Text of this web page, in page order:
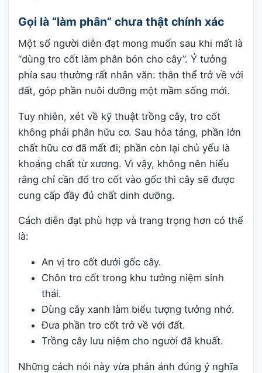
Gọi là “làm phân” chưa thật chính xác
Một số người diễn đạt mong muốn sau khi mất là
“dùng tro cốt làm phân bón cho cây”. Ý tưởng
phía sau thường rất nhân văn: thân thể trở về với
đất, góp phần nuôi dưỡng một mầm sống mới.
Tuy nhiên, xét về kỹ thuật trồng cây, tro cốt
không phải phân hữu cơ. Sau hỏa táng, phần lớn
chất hữu cơ đã mất đi; phần còn lại chủ yếu là
khoáng chất từ xương. Vì vậy, không nên hiểu
rằng chỉ cần đổ tro cốt vào gốc thì cây sẽ được
cung cấp đầy đủ chất dinh dưỡng.
Cách diễn đạt phù hợp và trang trọng hơn có thể
là:
An vị tro cốt dưới gốc cây.
Chôn tro cốt trong khu tưởng niệm sinh
thái.
Dùng cây xanh làm biểu tượng tưởng nhớ.
Đưa phần tro cốt trở về với đất.
Trồng cây lưu niệm cho người đã khuất.
Những cách nói này vừa phản ánh đúng ý nghĩa